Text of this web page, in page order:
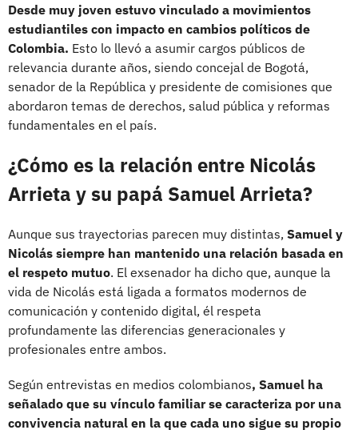
Desde muy joven estuvo vinculado a movimientos
estudiantiles con impacto en cambios políticos de
Colombia. Esto lo llevó a asumir cargos públicos de
relevancia durante años, siendo concejal de Bogotá,
senador de la República y presidente de comisiones que
abordaron temas de derechos, salud pública y reformas
fundamentales en el país.
¿Cómo es la relación entre Nicolás
Arrieta y su papá Samuel Arrieta?
Aunque sus trayectorias parecen muy distintas, Samuel y
Nicolás siempre han mantenido una relación basada en
el respeto mutuo. El exsenador ha dicho que, aunque la
vida de Nicolás está ligada a formatos modernos de
comunicación y contenido digital, él respeta
profundamente las diferencias generacionales y
profesionales entre ambos.
Según entrevistas en medios colombianos, Samuel ha
señalado que su vínculo familiar se caracteriza por una
convivencia natural en la que cada uno sigue su propio